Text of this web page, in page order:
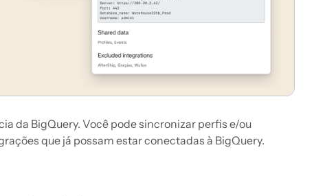
da BigQuery. Você pode sincronizar perfis e/ou
que já possam estar conectadas à BigQuery.